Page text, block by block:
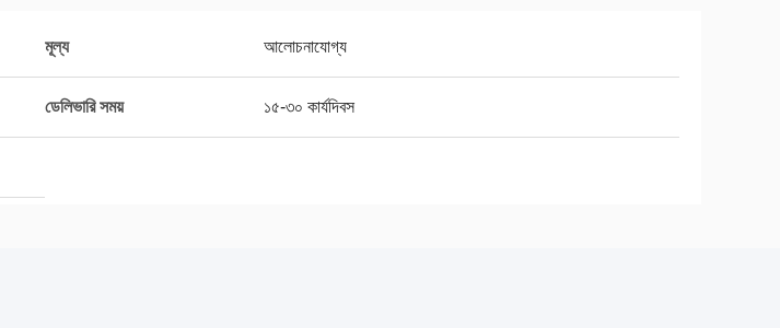
মূল্য আলোচনাযোগ্য
ডেলিভারি সময় ১৫-৩০ কার্যদিবস